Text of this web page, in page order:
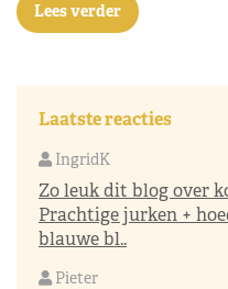
Lees verder
Laatste reacties
IngridK
Zo leuk dit blog over
Prachtige jurken +
blauwe bl..
Pieter